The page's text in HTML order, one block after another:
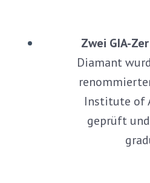
Zwei GIA-
Diamant
Institute of
geprüft